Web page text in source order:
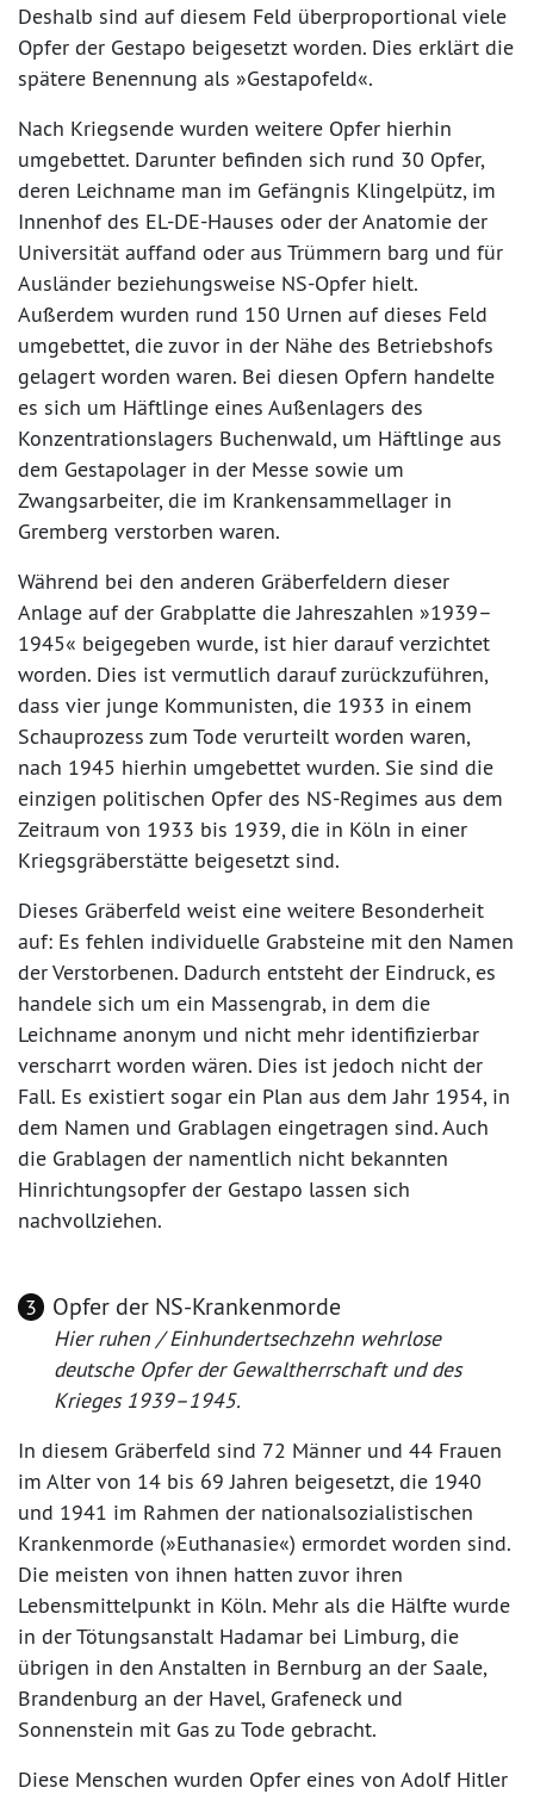
Deshalb sind auf diesem Feld überproportional viele
Opfer der Gestapo beigesetzt worden. Dies erklärt die
spätere Benennung als »Gestapofeld«.
Nach Kriegsende wurden weitere Opfer hierhin
umgebettet. Darunter befinden sich rund 30 Opfer,
deren Leichname man im Gefängnis Klingelpütz, im
Innenhof des EL-DE-Hauses oder der Anatomie der
Universität auffand oder aus Trümmern barg und für
Ausländer beziehungsweise NS-Opfer hielt.
Außerdem wurden rund 150 Urnen auf dieses Feld
umgebettet, die zuvor in der Nähe des Betriebshofs
gelagert worden waren. Bei diesen Opfern handelte
es sich um Häftlinge eines Außenlagers des
Konzentrationslagers Buchenwald, um Häftlinge aus
dem Gestapolager in der Messe sowie um
Zwangsarbeiter, die im Krankensammellager in
Gremberg verstorben waren.
Während bei den anderen Gräberfeldern dieser
Anlage auf der Grabplatte die Jahreszahlen »1939–
1945« beigegeben wurde, ist hier darauf verzichtet
worden. Dies ist vermutlich darauf zurückzuführen,
dass vier junge Kommunisten, die 1933 in einem
Schauprozess zum Tode verurteilt worden waren,
nach 1945 hierhin umgebettet wurden. Sie sind die
einzigen politischen Opfer des NS-Regimes aus dem
Zeitraum von 1933 bis 1939, die in Köln in einer
Kriegsgräberstätte beigesetzt sind.
Dieses Gräberfeld weist eine weitere Besonderheit
auf: Es fehlen individuelle Grabsteine mit den Namen
der Verstorbenen. Dadurch entsteht der Eindruck, es
handele sich um ein Massengrab, in dem die
Leichname anonym und nicht mehr identifizierbar
verscharrt worden wären. Dies ist jedoch nicht der
Fall. Es existiert sogar ein Plan aus dem Jahr 1954, in
dem Namen und Grablagen eingetragen sind. Auch
die Grablagen der namentlich nicht bekannten
Hinrichtungsopfer der Gestapo lassen sich
nachvollziehen.
3 Opfer der NS-Krankenmorde
Hier ruhen / Einhundertsechzehn wehrlose
deutsche Opfer der Gewaltherrschaft und des
Krieges 1939–1945.
In diesem Gräberfeld sind 72 Männer und 44 Frauen
im Alter von 14 bis 69 Jahren beigesetzt, die 1940
und 1941 im Rahmen der nationalsozialistischen
Krankenmorde (»Euthanasie«) ermordet worden sind.
Die meisten von ihnen hatten zuvor ihren
Lebensmittelpunkt in Köln. Mehr als die Hälfte wurde
in der Tötungsanstalt Hadamar bei Limburg, die
übrigen in den Anstalten in Bernburg an der Saale,
Brandenburg an der Havel, Grafeneck und
Sonnenstein mit Gas zu Tode gebracht.
Diese Menschen wurden Opfer eines von Adolf Hitler